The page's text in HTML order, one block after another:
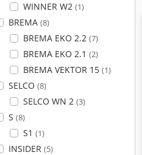
WINNER W2 (1)
BREMA (8)
BREMA EKO 2.2 (7)
BREMA EKO 2.1 (2)
BREMA VEKTOR 15 (1)
SELCO (8)
SELCO WN 2 (3)
S (8)
S1 (1)
INSIDER (5)